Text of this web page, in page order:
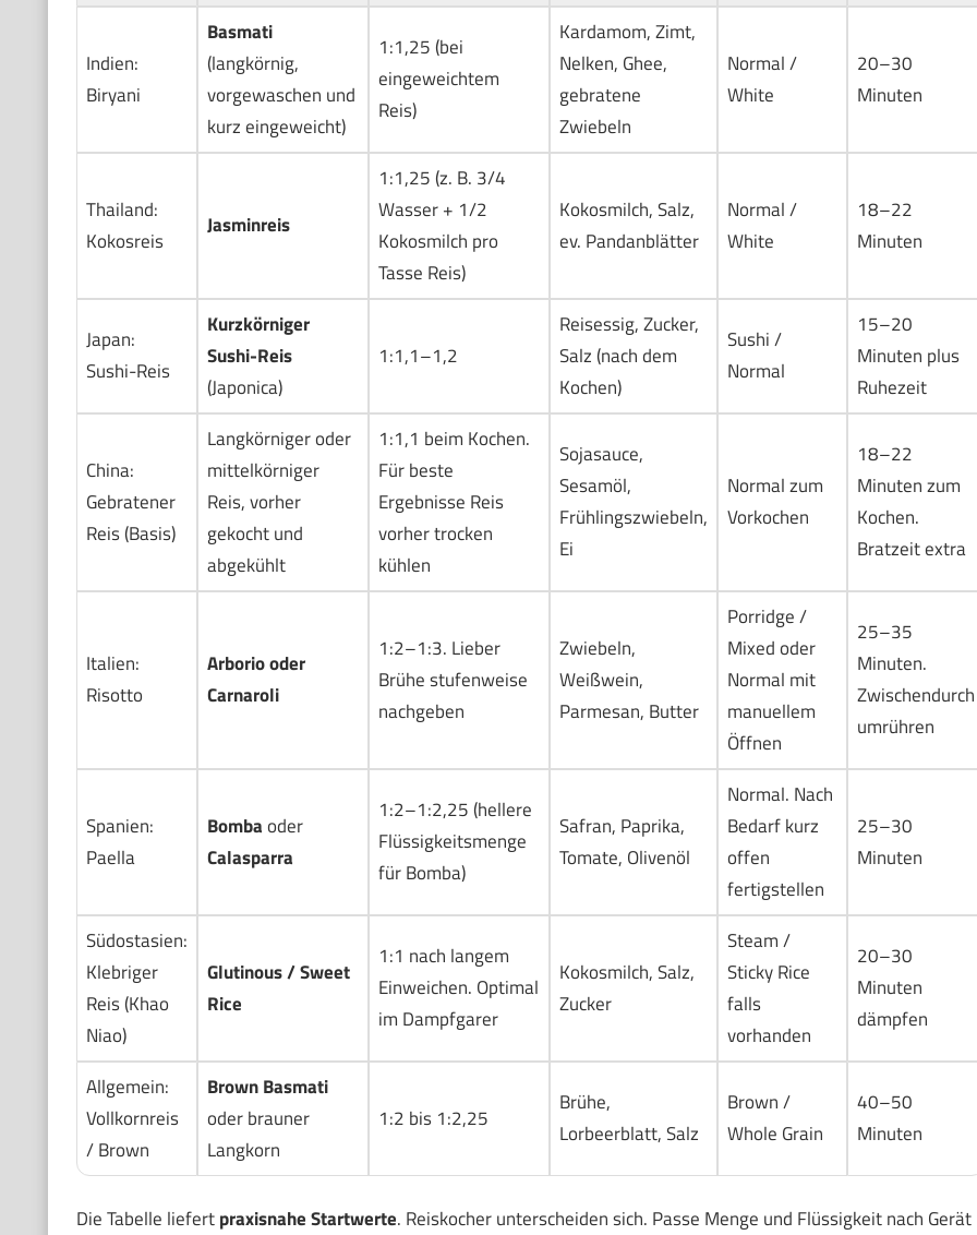
Indien:
Biryani
Basmati
(langkörnig,
vorgewaschen und
kurz eingeweicht)
1:1,25 (bei
eingeweichtem
Reis)
Kardamom, Zimt,
Nelken, Ghee,
gebratene
Zwiebeln
Normal /
White
20–30
Minuten
Thailand:
Kokosreis
Jasminreis
1:1,25 (z. B. 3/4
Wasser + 1/2
Kokosmilch pro
Tasse Reis)
Kokosmilch, Salz,
ev. Pandanblätter
Normal /
White
18–22
Minuten
Japan:
Sushi-Reis
Kurzkörniger
Sushi-Reis
(Japonica)
1:1,1–1,2
Reisessig, Zucker,
Salz (nach dem
Kochen)
Sushi /
Normal
15–20
Minuten plus
Ruhezeit
China:
Gebratener
Reis (Basis)
Langkörniger oder
mittelkörniger
Reis, vorher
gekocht und
abgekühlt
1:1,1 beim Kochen.
Für beste
Ergebnisse Reis
vorher trocken
kühlen
Sojasauce,
Sesamöl,
Frühlingszwiebeln,
Ei
Normal zum
Vorkochen
18–22
Minuten zum
Kochen.
Bratzeit extra
Italien:
Risotto
Arborio oder
Carnaroli
1:2–1:3. Lieber
Brühe stufenweise
nachgeben
Zwiebeln,
Weißwein,
Parmesan, Butter
Porridge /
Mixed oder
Normal mit
manuellem
Öffnen
25–35
Minuten.
Zwischendurch
umrühren
Spanien:
Paella
Bombaoder
Calasparra
1:2–1:2,25 (hellere
Flüssigkeitsmenge
für Bomba)
Safran, Paprika,
Tomate, Olivenöl
Normal. Nach
Bedarf kurz
offen
fertigstellen
25–30
Minuten
Südostasien:
Klebriger
Reis (Khao
Niao)
Glutinous / Sweet
Rice
1:1 nach langem
Einweichen. Optimal
im Dampfgarer
Kokosmilch, Salz,
Zucker
Steam /
Sticky Rice
falls
vorhanden
20–30
Minuten
dämpfen
Allgemein:
Vollkornreis
/ Brown
Brown Basmati
oder brauner
Langkorn
1:2 bis 1:2,25
Brühe,
Lorbeerblatt, Salz
Brown /
Whole Grain
40–50
Minuten
Die Tabelle liefertpraxisnahe Startwerte. Reiskocher unterscheiden sich. Passe Menge und Flüssigkeit nach Gerät